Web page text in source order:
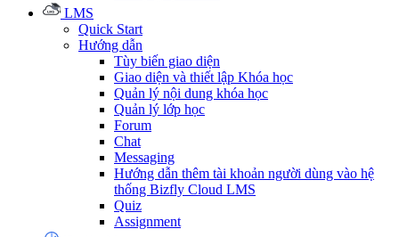
LMS
Quick Start
Hướng dẫn
Tùy biến giao diện
Giao diện và thiết lập Khóa học
Quản lý nội dung khóa học
Quản lý lớp học
Forum
Chat
Messaging
Hướng dẫn thêm tài khoản người dùng vào hệ
thống Bizfly Cloud LMS
Quiz
Assignment